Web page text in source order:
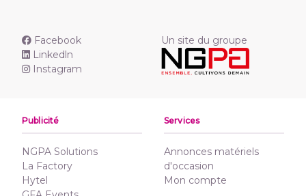
Facebook
Linkedln
Instagram
Un site du groupe
Publicité
NGPA Solutions
La Factory
Hytel
Services
Annonces matériels
d'occasion
Mon compte